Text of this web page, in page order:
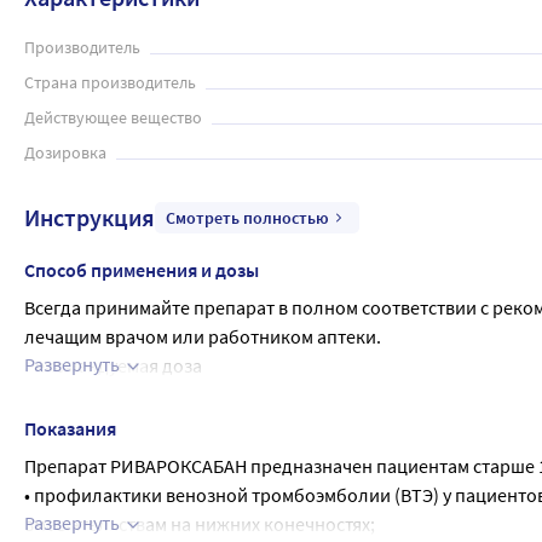
Производитель
Страна производитель
Действующее вещество
Дозировка
Инструкция Смотреть полностью
Способ применения и дозы
Всегда принимайте препарат в полном соответствии с
лечащим врачом или работником аптеки.
Рекомендуемая доза
рекомендованная доза составляет 1 таблетка 10 мг один раз
(тромбоэмболия легочной артерии после как минимум 6
таблетка 10 мг один раз в сутки. Доза препарата
Развернуть
Показания
Препарат РИВАРОКСАБАН предназначен пациентам старше
• профилактики венозной тромбоэмболии (ВТЭ) у
вмешательствам на нижних конечностях;
Развернуть